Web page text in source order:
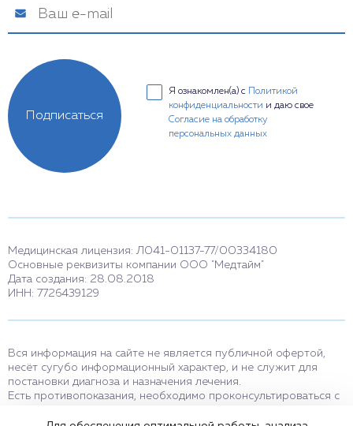
Я ознакомлен(а) с
Политикой
конфиденциальности и даю свое
Согласие на обработку
персональных данных
Подписаться
Медицинская лицензия: Л041-01137-77/00334180
Основные реквизиты компании ООО "Медтайм"
Дата создания: 28.08.2018
ИНН: 7726439129
Вся информация на сайте не является публичной офертой,
несёт сугубо информационный характер, и не служит для
постановки диагноза и назначения лечения.
Есть противопоказания, необходимо проконсультироваться с